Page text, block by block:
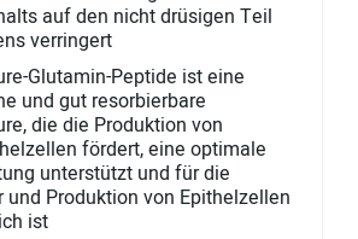
auf den nicht drüsigen Teil
verringert
Glutamin-Peptide ist eine
und gut resorbierbare
die die Produktion von
fördert, eine optimale
unterstützt und für die
und Produktion von Epithelzellen
ist